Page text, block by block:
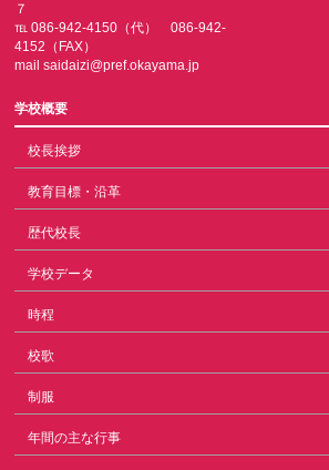
７
℡ 086-942-4150（代） 086-942-
4152（FAX）
mail saidaizi@pref.okayama.jp
学校概要
校長挨拶
教育目標・沿革
歴代校長
学校データ
時程
校歌
制服
年間の主な行事